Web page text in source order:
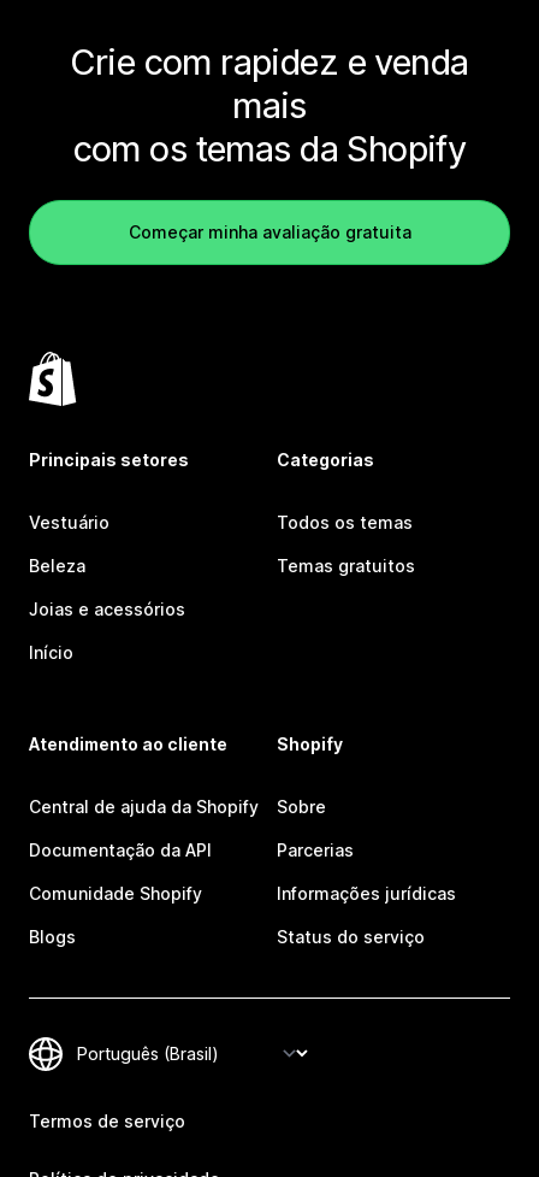
Crie com rapidez e venda
mais
com os temas da Shopify
Começar minha avaliação gratuita
Principais setores
Vestuário
Beleza
Joias e acessórios
Início
Categorias
Todos os temas
Temas gratuitos
Atendimento ao cliente
Central de ajuda da Shopify
Documentação da API
Comunidade Shopify
Blogs
Shopify
Sobre
Parcerias
Informações jurídicas
Status do serviço
Termos de serviço